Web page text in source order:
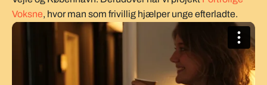
Voksne, hvor man som frivillig hjælper unge efterladte.